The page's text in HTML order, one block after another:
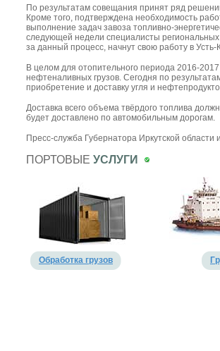
По результатам совещания принят ряд
Кроме того, подтверждена необходимость
выполнение задач завоза топливно-
следующей недели специалисты
за данный процесс, начнут свою работу в Усть-
В целом для отопительного периода 2016-
нефтеналивных грузов. Сегодня по
приобретение и доставку угля и
Доставка всего объема твёрдого топлива
будет доставлено по автомобильным дорогам.
Пресс-служба Губернатора Иркутской области
ПОРТОВЫЕ УСЛУГИ
Обработка грузов